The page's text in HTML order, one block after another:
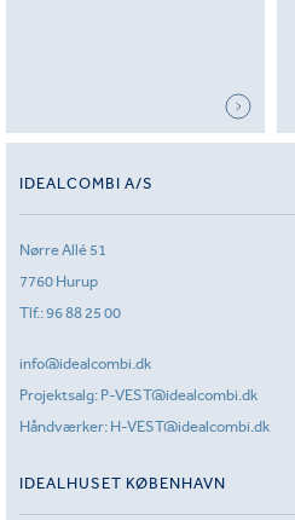
IDEALCOMBI A/S
Nørre Allé 51
7760 Hurup
Tlf.:96 88 25 00
info@idealcombi.dk
Projektsalg: P-VEST@idealcombi.dk
Håndværker: H-VEST@idealcombi.dk
IDEALHUSET KØBENHAVN